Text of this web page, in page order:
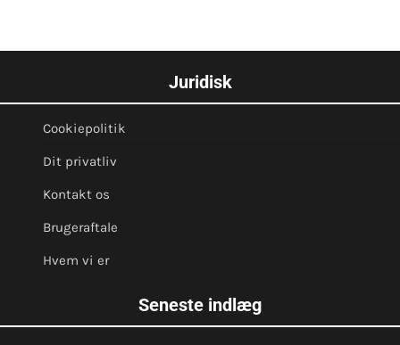
Juridisk
Cookiepolitik
Dit privatliv
Kontakt os
Brugeraftale
Hvem vi er
Seneste indlæg